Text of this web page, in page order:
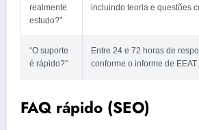
realmente
estudo?”
incluindo teoria e questões
“O suporte
é rápido?”
Entre 24 e 72 horas de
conforme o informe de EEAT.
FAQ rápido (SEO)